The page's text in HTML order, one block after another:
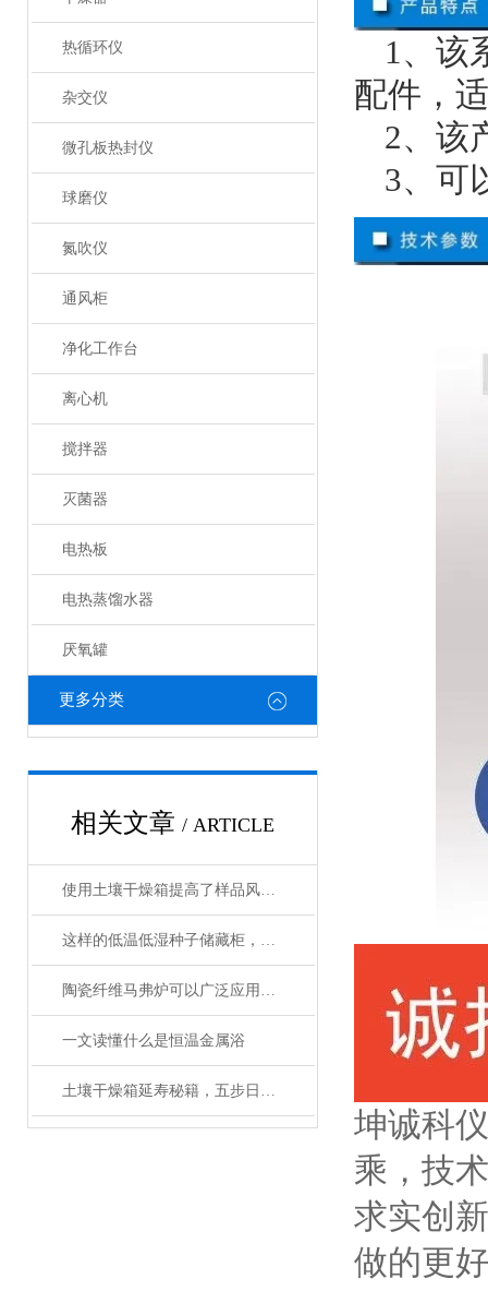
热循环仪
杂交仪
微孔板热封仪
球磨仪
氮吹仪
通风柜
净化工作台
离心机
搅拌器
灭菌器
电热板
电热蒸馏水器
厌氧罐
更多分类
相关文章 / ARTICLE
使用土壤干燥箱提高了样品风干效率
这样的低温低湿种子储藏柜，您值得拥有
陶瓷纤维马弗炉可以广泛应用于高温工艺
一文读懂什么是恒温金属浴
土壤干燥箱延寿秘籍，五步日常养护法让实验数据更精准
1、该
配件，
2、该
3、可
坤诚科
乘，技
求实创
做的更